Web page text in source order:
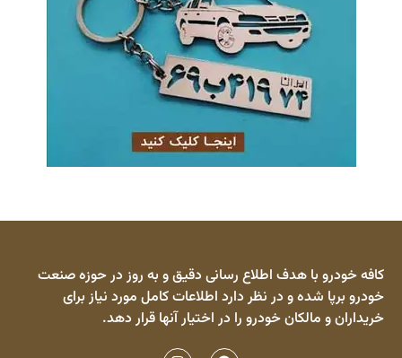
هدف اطلاع رسانی دقیق و به روز در حوزه صنعت
و در نظر دارد اطلاعات کامل مورد نیاز برای
خودرو را در اختیار آنها قرار دهد.